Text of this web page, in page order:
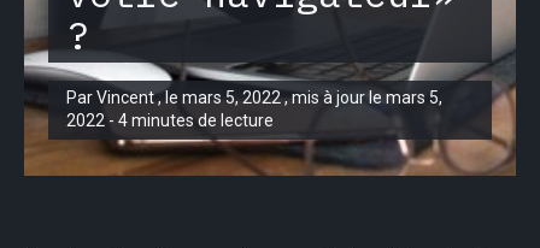
?
Par Vincent , le mars 5, 2022 , mis à jour le mars 5,
2022 - 4 minutes de lecture